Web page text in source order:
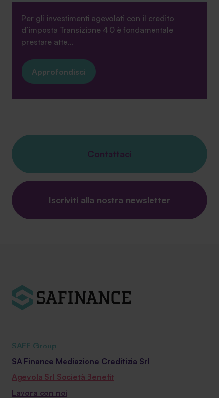
Per gli investimenti agevolati con il credito
d’imposta Transizione 4.0 è fondamentale
prestare atte...
Approfondisci
Contattaci
Iscriviti alla nostra newsletter
SAEF Group
SA Finance Mediazione Creditizia Srl
Agevola Srl Società Benefit
Lavora con noi